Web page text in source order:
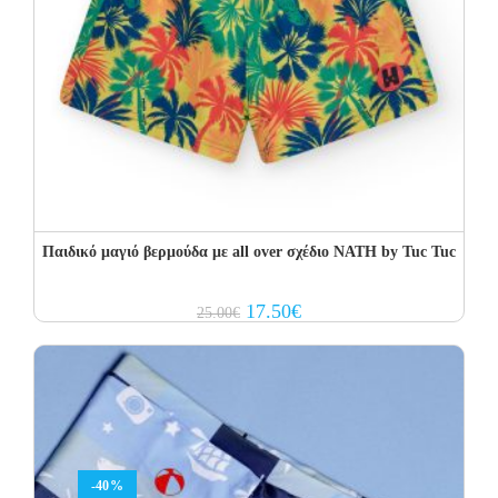
Παιδικό μαγιό βερμούδα με all over σχέδιο NATH by Tuc Tuc
25.00€ Original
price
17.50€Current
price
-40%